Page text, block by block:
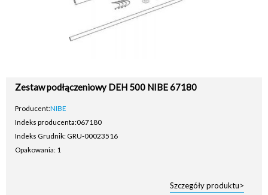
Zestaw podłączeniowy DEH 500 NIBE 67180
Producent:NIBE
Indeks producenta:067180
Indeks Grudnik: GRU-00023516
Opakowania: 1
Szczegóły produktu>